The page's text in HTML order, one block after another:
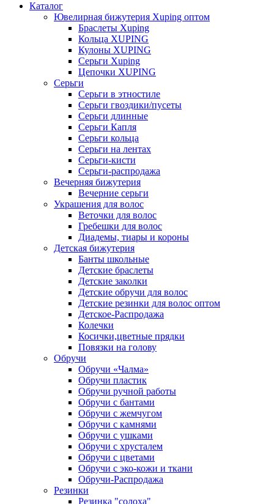
Каталог
Ювелирная бижутерия Xuping оптом
Браслеты Xuping
Кольца XUPING
Кулоны XUPING
Серьги Xuping
Цепочки XUPING
Серьги
Серьги в этностиле
Серьги гвоздики/пусеты
Серьги длинные
Серьги Капля
Серьги кольца
Серьги на лентах
Серьги-кисти
Серьги-распродажа
Вечерняя бижутерия
Вечерние серьги
Украшения для волос
Веточки для волос
Гребешки для волос
Диадемы, тиары и короны
Детская бижутерия
Банты школьные
Детские браслеты
Детские заколки
Детские обручи для волос
Детские резинки для волос оптом
Детское-Распродажа
Колечки
Косички,цветные прядки
Повязки на голову
Обручи
Обручи «Чалма»
Обручи пластик
Обручи ручной работы
Обручи с бантами
Обручи с жемчугом
Обручи с камнями
Обручи с ушками
Обручи с хрусталем
Обручи с цветами
Обручи с эко-кожи и ткани
Обручи-Распродажа
Резинки
Резинка "солоха"